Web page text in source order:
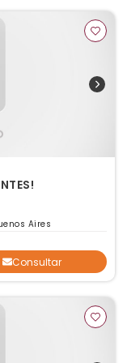
Aires
Consultar